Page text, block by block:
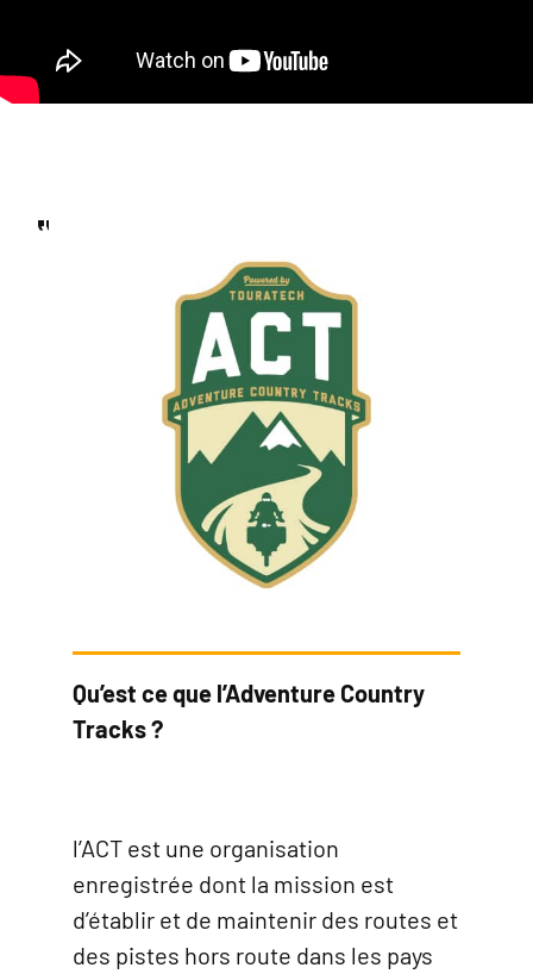
Qu’est ce que l’Adventure Country
Tracks ?
l’ACT est une organisation
enregistrée dont la mission est
d’établir et de maintenir des routes et
des pistes hors route dans les pays